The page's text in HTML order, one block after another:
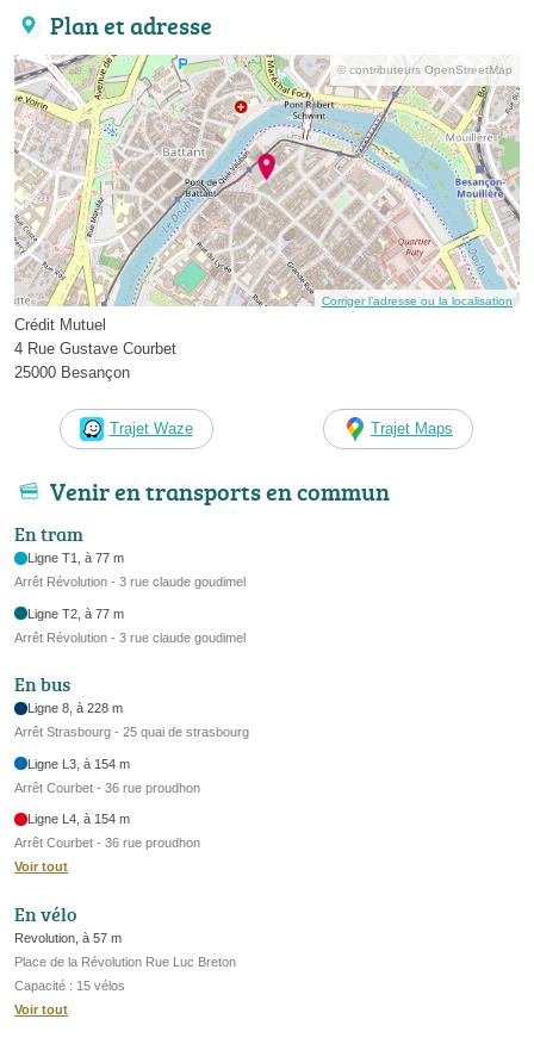
Plan et adresse
© contributeurs OpenStreetMap
Corriger l’adresse ou la localisation
Crédit Mutuel
4 Rue Gustave Courbet
25000 Besançon
Trajet Waze Trajet Maps
Venir en transports en commun
En tram
Ligne T1, à 77 m
Arrêt Révolution - 3 rue claude goudimel
Ligne T2, à 77 m
Arrêt Révolution - 3 rue claude goudimel
En bus
Ligne 8, à 228 m
Arrêt Strasbourg - 25 quai de strasbourg
Ligne L3, à 154 m
Arrêt Courbet - 36 rue proudhon
Ligne L4, à 154 m
Arrêt Courbet - 36 rue proudhon
Voir tout
En vélo
Revolution, à 57 m
Place de la Révolution Rue Luc Breton
Capacité : 15 vélos
Voir tout